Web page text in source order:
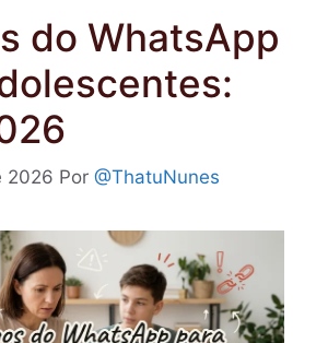
do WhatsApp
2026 Por @ThatuNunes